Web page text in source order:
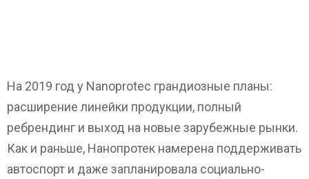
На 2019 год у Nanoprotec грандиозные планы:
расширение линейки продукции, полный
ребрендинг и выход на новые зарубежные рынки.
Как и раньше, Нанопротек намерена поддерживать
автоспорт и даже запланировала социально-